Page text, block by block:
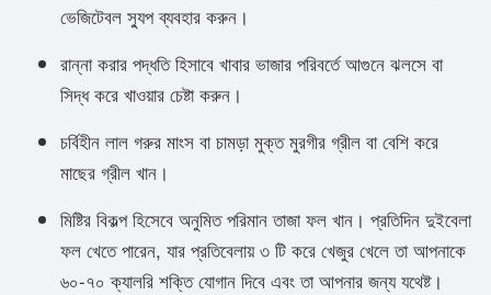
ভেজিটেবল স্যুপ ব্যবহার করুন।
রান্না করার পদ্ধতি হিসাবে খাবার ভাজার পরিবর্তে আগুনে ঝলসে বা
সিদ্ধ করে খাওয়ার চেষ্টা করুন।
চর্বিহীন লাল গরুর মাংস বা চামড়া মুক্ত মুরগীর গ্রীল বা বেশি করে
মাছের গ্রীল খান।
মিষ্টির বিকল্প হিসেবে অনুমিত পরিমান তাজা ফল খান। প্রতিদিন দুইবেলা
ফল খেতে পারেন, যার প্রতিবেলায় ৩ টি করে খেজুর খেলে তা আপনাকে
৬০-৭০ ক্যালরি শক্তি যোগান দিবে এবং তা আপনার জন্য যথেষ্ট।